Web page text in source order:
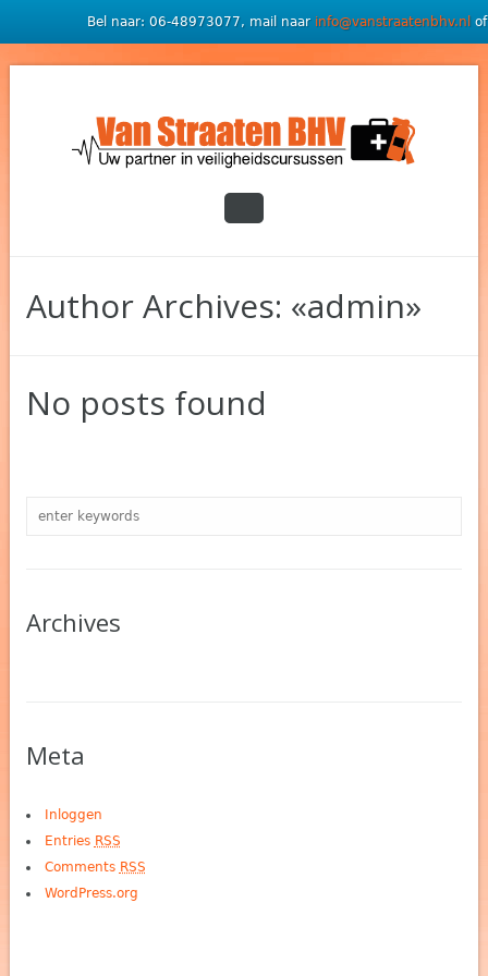
Author Archives: «admin»
No posts found
Archives
Meta
Inloggen
Entries RSS
Comments RSS
WordPress.org
Bel naar: 06-48973077, mail naar info@vanstraatenbhv.nl of